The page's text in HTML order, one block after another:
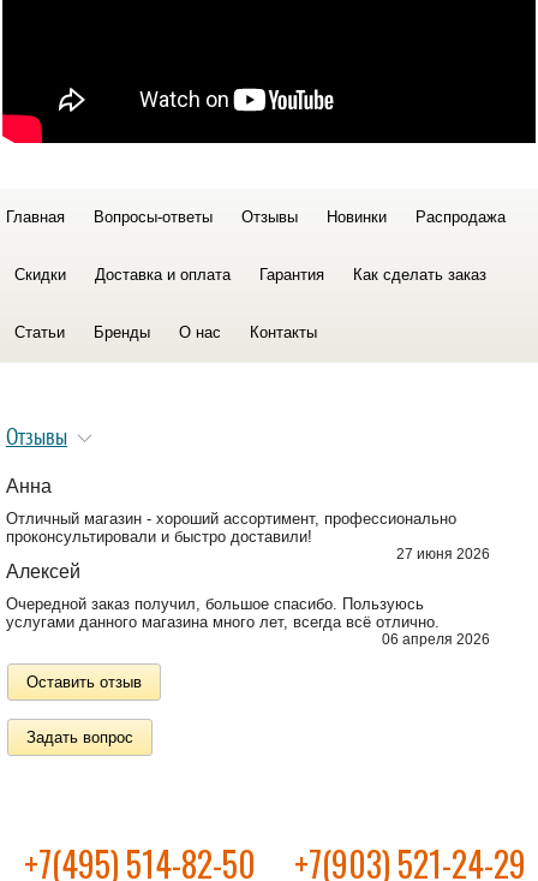
Главная Вопросы-ответы Отзывы Новинки Распродажа
Скидки Доставка и оплата Гарантия Как сделать заказ
Статьи Бренды О нас Контакты
Отзывы
Анна
Отличный магазин - хороший ассортимент, профессионально
проконсультировали и быстро доставили!
27 июня 2026
Алексей
Очередной заказ получил, большое спасибо. Пользуюсь
услугами данного магазина много лет, всегда всё отлично.
06 апреля 2026
Оставить отзыв
Задать вопрос
+7(495) 514-82-50 +7(903) 521-24-29